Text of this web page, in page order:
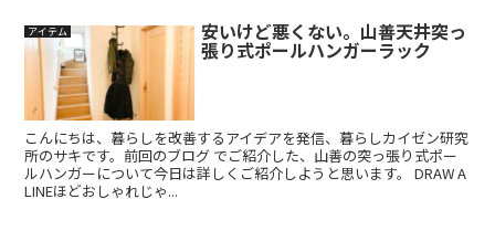
アイテム 安いけど悪くない。山善天井突っ
張り式ポールハンガーラック
こんにちは、暮らしを改善するアイデアを発信、暮らしカイゼン研究
所のサキです。前回のブログ でご紹介した、山善の突っ張り式ポー
ルハンガーについて今日は詳しくご紹介しようと思います。 DRAW A
LINEほどおしゃれじゃ...